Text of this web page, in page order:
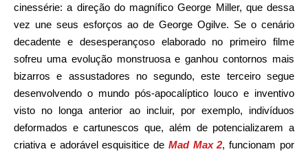
cinessérie: a direção do magnífico George Miller, que dessa
vez une seus esforços ao de George Ogilve. Se o cenário
decadente e desesperançoso elaborado no primeiro filme
sofreu uma evolução monstruosa e ganhou contornos mais
bizarros e assustadores no segundo, este terceiro segue
desenvolvendo o mundo pós-apocalíptico louco e inventivo
visto no longa anterior ao incluir, por exemplo, indivíduos
deformados e cartunescos que, além de potencializarem a
criativa e adorável esquisitice de Mad Max 2, funcionam por